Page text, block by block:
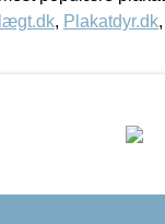
, Plakatdyr.dk,